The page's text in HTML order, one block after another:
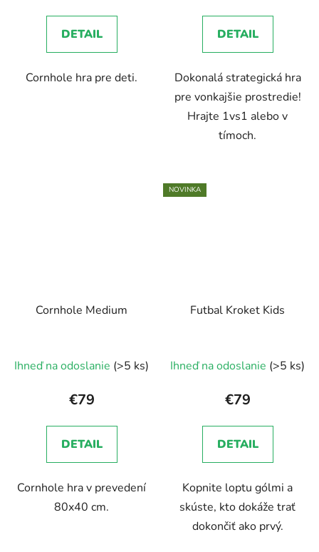
DETAIL
Cornhole hra pre deti.
DETAIL
Dokonalá strategická hra
pre vonkajšie prostredie!
Hrajte 1vs1 alebo v
tímoch.
Cornhole Medium
Ihneď na odoslanie (>5 ks)
€79
DETAIL
Cornhole hra v prevedení
80x40 cm.
NOVINKA
Futbal Kroket Kids
Ihneď na odoslanie (>5 ks)
€79
DETAIL
Kopnite loptu gólmi a
skúste, kto dokáže trať
dokončiť ako prvý.